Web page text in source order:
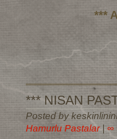
***
*** NISAN
Posted by
Hamurlu Pastalar |∞